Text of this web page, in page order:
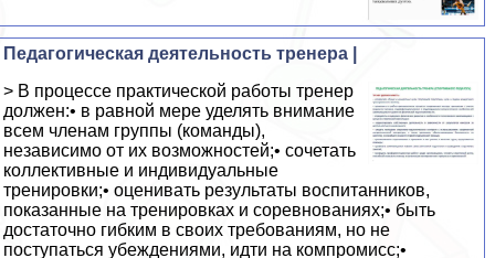
Педагогическая деятельность тренера |
> В процессе практической работы тренер
должен:• в равной мере уделять внимание
всем членам группы (команды),
независимо от их возможностей;• сочетать
коллективные и индивидуальные
тренировки;• оценивать результаты воспитанников,
показанные на тренировках и соревнованиях;• быть
достаточно гибким в своих требованиям, но не
поступаться убеждениями, идти на компромисс;•